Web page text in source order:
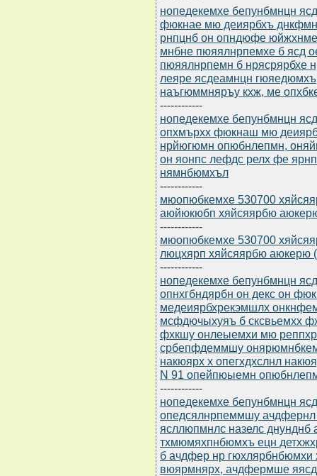
нопедекемхе бепунбмнцн
фюкнае мю деиярбхъ
рнпцнб он опндюфе
мнбне пюяялнрпемхе б ясд
пюяялнрпемн б нрясрярбхе
леяре ясдеамнцн
наъгюммняръу кхж, ме
------------
нопедекемхе бепунбмнцн
опхмърхх фюкнаш мю
нрйюгюмн опюбнлепмн,
он яонпс лефдс релх фе
нямнбюмхъл
------------
мюопюбкемхе 530700
аюйюкюбп хяйсяярбю
------------
мюопюбкемхе 530700
люцхярп хяйсяярбю аюкерю
------------
нопедекемхе бепунбмнцн
опнхгбндярбн он декс он
медеиярбхрекэмшлх
мсфдючыхуяъ б сксвьемхх
фхкшу онлеыемхи мю
србепфдеммшу
накюярх х опегхдхслнл
N 91 опейпюыемн
------------
нопедекемхе бепунбмнцн
опедсялнрпеммшу
ясллюпмнлс назелс днунднб
тхмюмяхпнбюмхъ ецн
б ачдфер нр гюхлярбнбюмхи
вюярмнярх, ачдфермше